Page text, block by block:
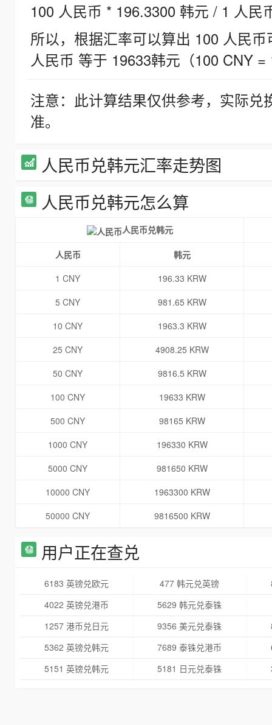
100 人民币 * 196.3300 韩元 / 1 人民
所以，根据汇率可以算出 100 人民
人民币 等于 19633韩元（100 CNY =
注意：此计算结果仅供参考，实际
准。
人民币兑韩元汇率走势图
人民币兑韩元怎么算
人民币兑韩元
人民币
韩元
1 CNY
196.33 KRW
5 CNY
981.65 KRW
10 CNY
1963.3 KRW
25 CNY
4908.25 KRW
50 CNY
9816.5 KRW
100 CNY
19633 KRW
500 CNY
98165 KRW
1000 CNY
196330 KRW
5000 CNY
981650 KRW
10000 CNY
1963300 KRW
50000 CNY
9816500 KRW
用户正在查兑
6183 英镑兑欧元 477 韩元兑英镑
4022 英镑兑港币
5629 韩元兑泰铢
1257 港币兑日元
9356 美元兑泰铢
5362 英镑兑韩元
7689 泰铢兑港币
5151 英镑兑韩元
5181 日元兑泰铢